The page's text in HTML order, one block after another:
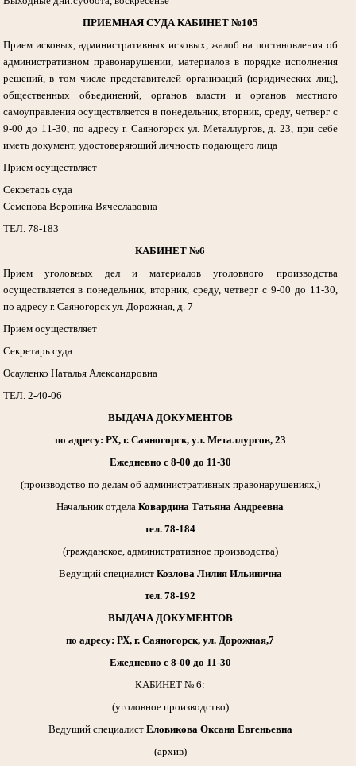
ПРИЕМНАЯ СУДА КАБИНЕТ №105
Прием исковых, административных исковых, жалоб на постановления об
административном правонарушении, материалов в порядке исполнения
решений, в том числе представителей организаций (юридических лиц),
общественных объединений, органов власти и органов местного
самоуправления осуществляется в понедельник, вторник, среду, четверг с
9-00 до 11-30, по адресу г. Саяногорск ул. Металлургов, д. 23, при себе
иметь документ, удостоверяющий личность подающего лица
Прием осуществляет
Секретарь суда
Семенова Вероника Вячеславовна
ТЕЛ. 78-183
КАБИНЕТ №6
Прием уголовных дел и материалов уголовного производства
осуществляется в понедельник, вторник, среду, четверг с 9-00 до 11-30,
по адресу г. Саяногорск ул. Дорожная, д. 7
Прием осуществляет
Секретарь суда
Осауленко Наталья Александровна
ТЕЛ. 2-40-06
ВЫДАЧА ДОКУМЕНТОВ
по адресу: РХ, г. Саяногорск, ул. Металлургов, 23
Ежедневно с 8-00 до 11-30
(производство по делам об административных правонарушениях,)
Начальник отдела Ковардина Татьяна Андреевна
тел. 78-184
(гражданское, административное производства)
Ведущий специалист Козлова Лилия Ильинична
тел. 78-192
ВЫДАЧА ДОКУМЕНТОВ
по адресу: РХ, г. Саяногорск, ул. Дорожная,7
Ежедневно с 8-00 до 11-30
КАБИНЕТ № 6:
(уголовное производство)
Ведущий специалист Еловикова Оксана Евгеньевна
(архив)